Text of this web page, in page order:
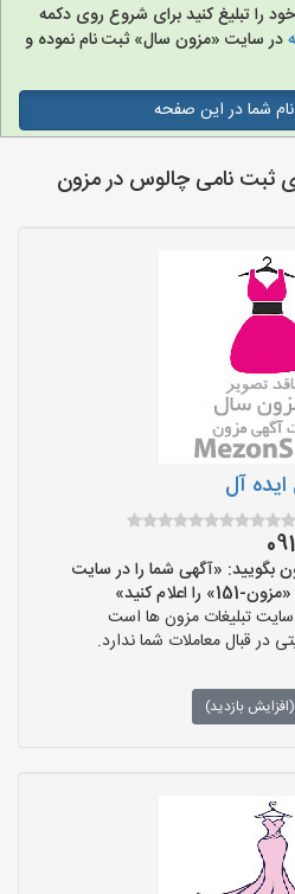
را تبلیغ کنید برای شروع روی دکمه
در سایت «مزون سال» ثبت نام نموده و
شما در این صفحه
ثبت نامی چالوس در مزون
آل
بگویید: «آگهی شما را در سایت
کنید»
تبلیغات مزون ها است
در قبال معاملات شما ندارد.
بازدید)